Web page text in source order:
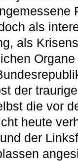
als
als
der
die vor
heute
der